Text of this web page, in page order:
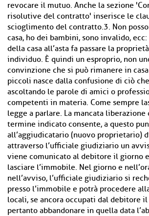
revocare il mutuo. Anche la sezione
risolutive del contratto' inserisce le
scioglimento del contratto.3. Non
casa, ho dei bambini, sono invalido,
della casa all’asta fa passare la
individuo. È quindi un esproprio, non
convinzione che si può rimanere in
piccoli nasce dalla confusione di ciò
ascoltando le parole di amici o
competenti in materia. Come sempre
legge a parlare. La mancata
termine indicato consente, a questo
all’aggiudicatario (nuovo proprietario)
attraverso l’ufficiale giudiziario un
viene comunicato al debitore il giorno
lasciare l’immobile. Nel giorno e
nell’avviso, l’ufficiale giudiziario si
presso l’immobile e potrà procedere
locali, se ancora occupati dal debitore
pertanto abbandonare in quella data